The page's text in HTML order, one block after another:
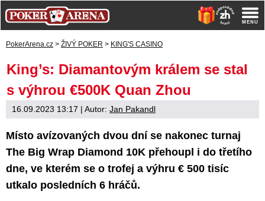
PokerArena.cz > ŽIVÝ POKER > KING'S CASINO
King’s: Diamantovým králem se stal
s výhrou €500K Quan Zhou
16.09.2023 13:17 | Autor: Jan Pakandl
Místo avízovaných dvou dní se nakonec turnaj
The Big Wrap Diamond 10K přehoupl i do třetího
dne, ve kterém se o trofej a výhru € 500 tisíc
utkalo posledních 6 hráčů.